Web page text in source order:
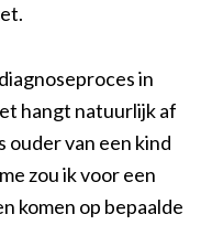
in
hangt natuurlijk af
ouder van een kind
zou ik voor een
komen op bepaalde